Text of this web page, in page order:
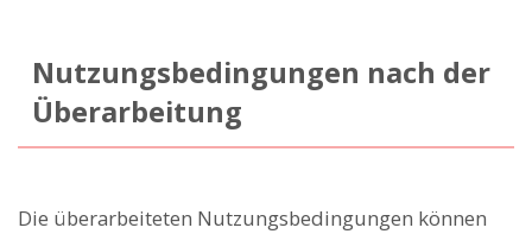
Nutzungsbedingungen nach der
Überarbeitung
Die überarbeiteten Nutzungsbedingungen können